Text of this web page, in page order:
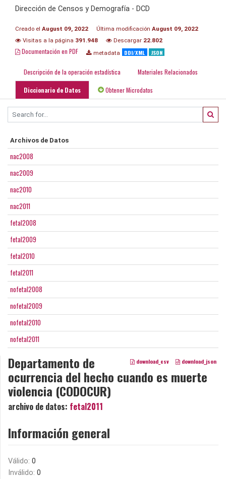
Dirección de Censos y Demografía - DCD
Creado el August 09, 2022 Última modificación August 09, 2022
Visitas a la página 391.948 Descargar 22.802
Documentación en PDF metadata DDI/XML JSON
Descripción de la operación estadística Materiales Relacionados
Diccionario de Datos Obtener Microdatos
Archivos de Datos
nac2008
nac2009
nac2010
nac2011
fetal2008
fetal2009
fetal2010
fetal2011
nofetal2008
nofetal2009
nofetal2010
nofetal2011
download_csv download_json
Departamento de
ocurrencia del hecho cuando es muerte
violencia (CODOCUR)
archivo de datos: fetal2011
Información general
Válido: 0
Inválido: 0